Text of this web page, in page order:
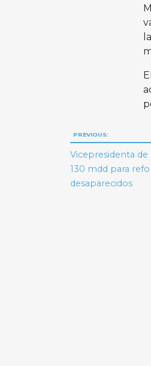
de
entradas
PREVIOUS:
Vicepresidenta de
130 mdd para
desaparecidos